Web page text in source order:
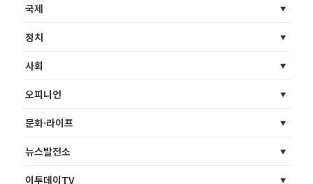
국제
정치
사회
오피니언
문화·라이프
뉴스발전소
이투데이TV